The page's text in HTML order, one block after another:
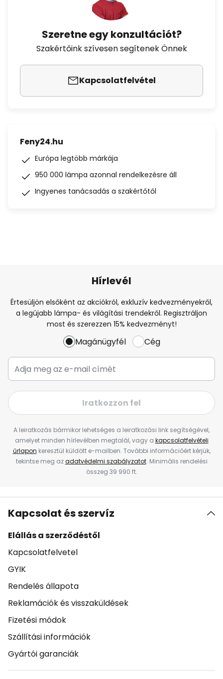
Szeretne egy konzultációt?
Szakértőink szívesen segítenek Önnek
Kapcsolatfelvétel
Feny24.hu
Európa legtöbb márkája
950 000 lámpa azonnal rendelkezésre áll
Ingyenes tanácsadás a szakértőtől
Hírlevél
Értesüljön elsőként az akciókról, exkluzív kedvezményekről,
a legújabb lámpa- és világítási trendekről. Regisztráljon
most és szerezzen 15% kedvezményt!
Magánügyfél Cég
Iratkozzon fel
A leiratkozás bármikor lehetséges a leiratkozási link segítségével,
amelyet minden hírlevélben megtalál, vagy a kapcsolatfelvételi
űrlapon keresztül küldött e-mailben. További információért kérjük,
tekintse meg azadatvédelmi szabályzatot. Minimális rendelési
összeg 39 990 ft.
Kapcsolat és szervíz
Elállás a szerződéstől
Kapcsolatfelvetel
GYIK
Rendelés állapota
Reklamációk és visszaküldések
Fizetési módok
Szállítási információk
Gyártói garanciák